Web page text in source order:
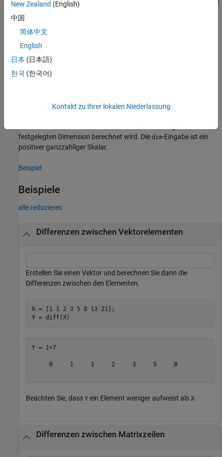
Beispiel
Y = diff(X
malige Anwendung des
festgelegten Dimension berechnet wird. Die dim-Eingabe ist ein
positiver ganzzahliger Skalar.
Beispiel
Beispiele
alle reduzieren
Differenzen zwischen Vektorelementen
Erstellen Sie einen Vektor und berechnen Sie dann die
Differenzen zwischen den Elementen.
X = [1 1 2 3 5 8 13 21];
Y = diff(X)
Y = 1×7
     0     1     1     2     3     5     8
Beachten Sie, dass Y ein Element weniger aufweist als X.
Differenzen zwischen Matrixzeilen
New Zealand (English)
中国
简体中文
English
日本 (日本語)
한국 (한국어)
Kontakt zu Ihrer lokalen Niederlassung